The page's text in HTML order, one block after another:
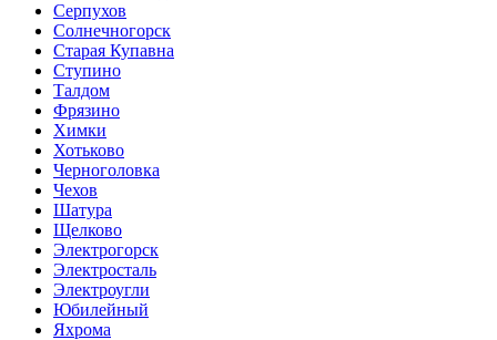
Серпухов
Солнечногорск
Старая Купавна
Ступино
Талдом
Фрязино
Химки
Хотьково
Черноголовка
Чехов
Шатура
Щелково
Электрогорск
Электросталь
Электроугли
Юбилейный
Яхрома